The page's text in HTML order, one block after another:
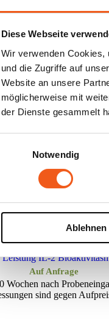
Diese Webseite
Wir verwenden Cookies,
und die Zugriffe auf
Website an unsere
möglicherweise mit
der Dienste gesammelt
Notwendig
Ablehnen
Standard Zeige15
i2Cult IL-2 Komplettmedium
€ –1.499,00
Zzgl. 19% MwSt.
zzgl.
Versand
Leistung IL-2
Auf Anfrage
Wochen nach
sind gegen